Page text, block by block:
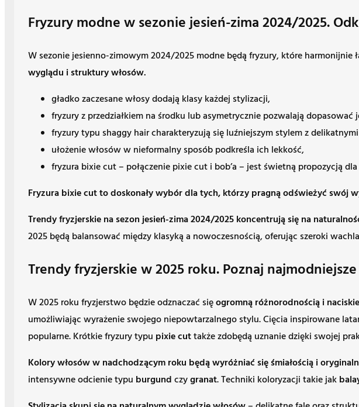
Fryzury modne w sezonie jesień-zima 2024/2025.
W sezonie jesienno-zimowym 2024/2025 modne będą fryzury, które harmonijnie
wyglądu i struktury włosów.
gładko zaczesane włosy dodają klasy każdej stylizacji,
fryzury z przedziałkiem na środku lub asymetrycznie pozwalają
fryzury typu shaggy hair charakteryzują się luźniejszym stylem z
ułożenie włosów w nieformalny sposób podkreśla ich lekkość,
fryzura bixie cut – połączenie pixie cut i bob’a – jest świetną propozycją
Fryzura bixie cut to doskonały wybór dla tych, którzy pragną odświeżyć swój
Trendy fryzjerskie na sezon jesień-zima 2024/2025 koncentrują się na
2025 będą balansować między klasyką a nowoczesnością, oferując szeroki
Trendy fryzjerskie w 2025 roku. Poznaj
W 2025 roku fryzjerstwo będzie odznaczać sięogromną różnorodnością i
umożliwiając wyrażenie swojego niepowtarzalnego stylu. Cięcia inspirowane
popularne. Krótkie fryzury typu pixie cuttakże zdobędą uznanie dzięki swojej
Kolory włosów w nadchodzącym roku będą wyróżniać się śmiałością i
intensywne odcienie typu burgundczygranat. Techniki koloryzacji takie jak